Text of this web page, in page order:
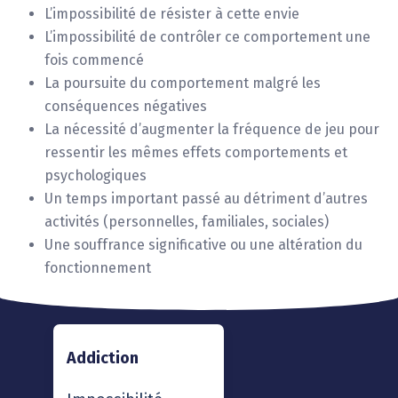
L’impossibilité de résister à cette envie
L’impossibilité de contrôler ce comportement une
fois commencé
La poursuite du comportement malgré les
conséquences négatives
La nécessité d’augmenter la fréquence de jeu pour
ressentir les mêmes effets comportements et
psychologiques
Un temps important passé au détriment d’autres
activités (personnelles, familiales, sociales)
Une souffrance significative ou une altération du
fonctionnement
Addiction